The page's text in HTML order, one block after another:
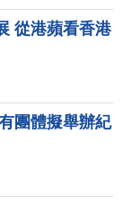
從港蘋看香港
團體擬舉辦紀